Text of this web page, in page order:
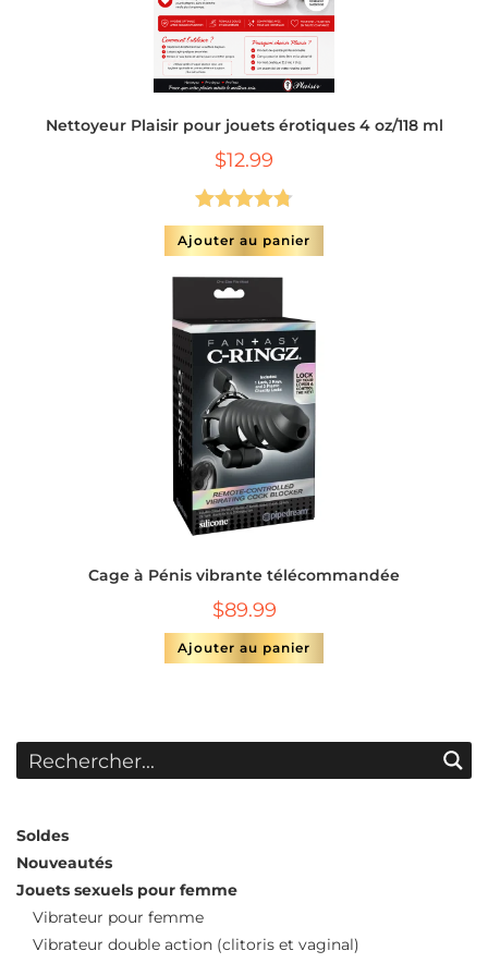
Nettoyeur Plaisir pour jouets érotiques 4 oz/118 ml
$12.99
Note4.75
sur 5
Ajouter au panier
Cage à Pénis vibrante télécommandée
$89.99
Ajouter au panier
Soldes
Nouveautés
Jouets sexuels pour femme
Vibrateur pour femme
Vibrateur double action (clitoris et vaginal)